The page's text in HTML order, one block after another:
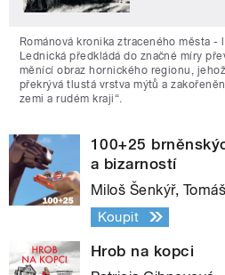
Románová kronika ztraceného města -
Lednická předkládá do značné míry
měnící obraz hornického regionu,
překrývá tlustá vrstva mýtů a
zemi a rudém kraji“.
100+25
a bizarností
Miloš Šenkýř,
Koupit
Hrob na kopci